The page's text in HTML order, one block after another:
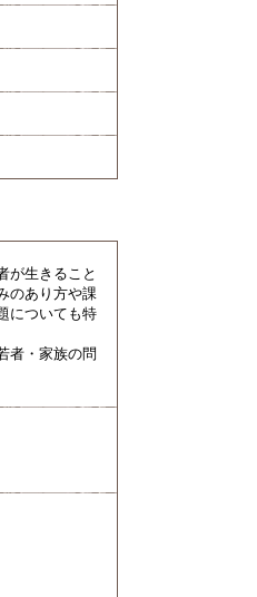
が生きること
のあり方や課
についても特
者・家族の問